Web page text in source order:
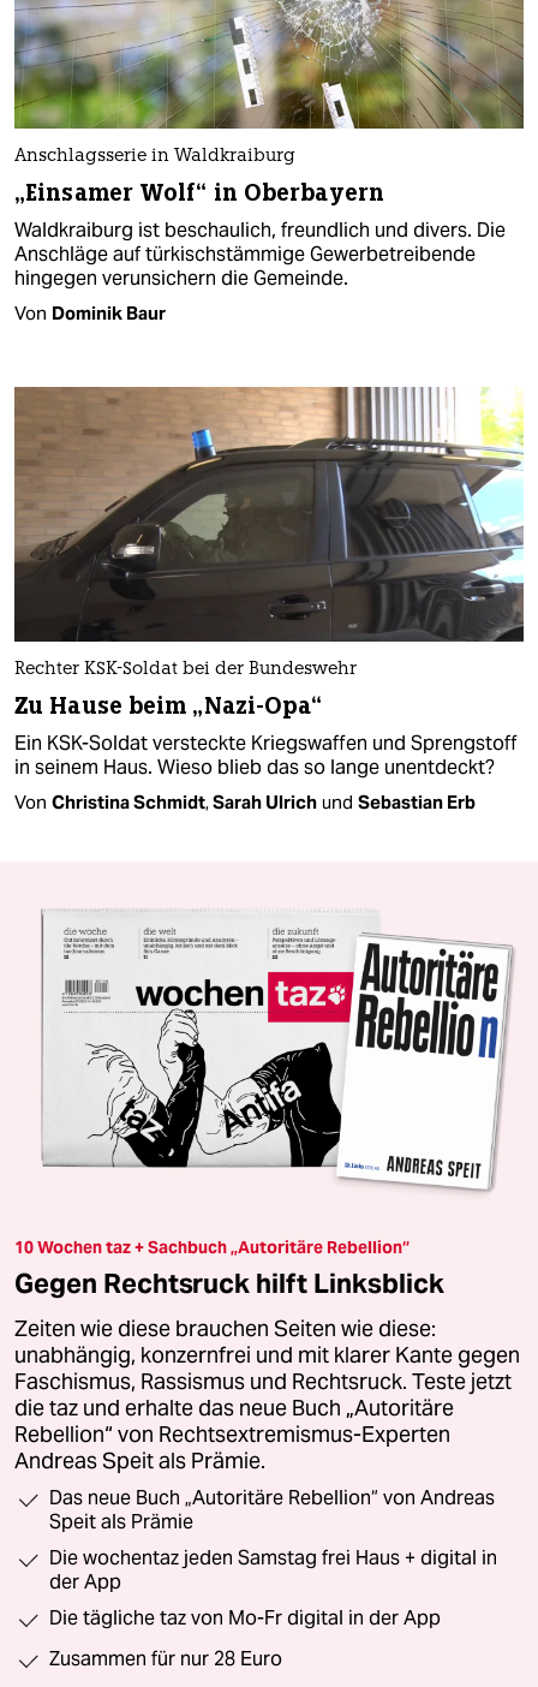
Anschlagsserie in Waldkraiburg
„Einsamer Wolf“ in Oberbayern
Waldkraiburg ist beschaulich, freundlich und divers. Die
Anschläge auf türkischstämmige Gewerbetreibende
hingegen verunsichern die Gemeinde.
Von Dominik Baur
Rechter KSK-Soldat bei der Bundeswehr
Zu Hause beim „Nazi-Opa“
Ein KSK-Soldat versteckte Kriegswaffen und Sprengstoff
in seinem Haus. Wieso blieb das so lange unentdeckt?
Von Christina Schmidt,Sarah Ulrich und Sebastian Erb
10 Wochen taz + Sachbuch „Autoritäre Rebellion“
Gegen Rechtsruck hilft Linksblick
Zeiten wie diese brauchen Seiten wie diese:
unabhängig, konzernfrei und mit klarer Kante gegen
Faschismus, Rassismus und Rechtsruck. Teste jetzt
die taz und erhalte das neue Buch „Autoritäre
Rebellion“ von Rechtsextremismus-Experten
Andreas Speit als Prämie.
Das neue Buch „Autoritäre Rebellion“ von Andreas
Speit als Prämie
Die wochentaz jeden Samstag frei Haus + digital in
der App
Die tägliche taz von Mo-Fr digital in der App
Zusammen für nur 28 Euro